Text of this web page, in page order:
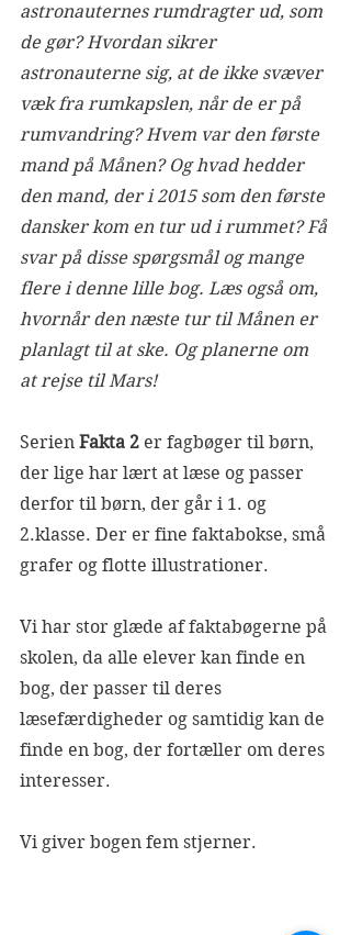
astronauternes rumdragter ud, som
de gør? Hvordan sikrer
astronauterne sig, at de ikke svæver
væk fra rumkapslen, når de er på
rumvandring? Hvem var den første
mand på Månen? Og hvad hedder
den mand, der i 2015 som den første
dansker kom en tur ud i rummet? Få
svar på disse spørgsmål og mange
flere i denne lille bog. Læs også om,
hvornår den næste tur til Månen er
planlagt til at ske. Og planerne om
at rejse til Mars!
Serien Fakta 2 er fagbøger til børn,
der lige har lært at læse og passer
derfor til børn, der går i 1. og
2.klasse. Der er fine faktabokse, små
grafer og flotte illustrationer.
Vi har stor glæde af faktabøgerne på
skolen, da alle elever kan finde en
bog, der passer til deres
læsefærdigheder og samtidig kan de
finde en bog, der fortæller om deres
interesser.
Vi giver bogen fem stjerner.